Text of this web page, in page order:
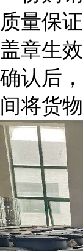
质量保
盖章生
确认后
间将货物